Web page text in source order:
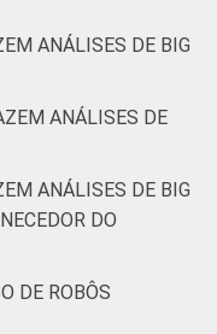
e
e
ANÁLISES DE BIG
ANÁLISES DE
ANÁLISES DE BIG
DO
DE ROBÔS